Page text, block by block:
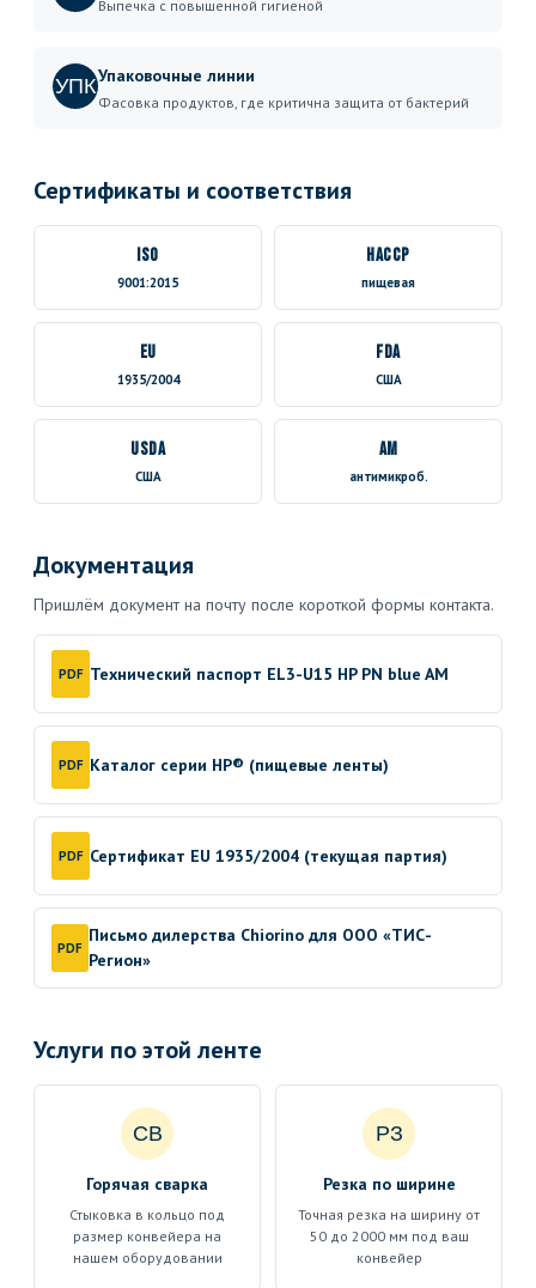
Выпечка с повышенной гигиеной
УПКУпаковочные линии
Фасовка продуктов, где критична защита от бактерий
Сертификаты и соответствия
ISO
9001:2015
HACCP
пищевая
EU
1935/2004
FDA
США
USDA
США
AM
антимикроб.
Документация
Пришлём документ на почту после короткой формы контакта.
PDF Технический паспорт EL3-U15 HP PN blue AM
PDF Каталог серии HP® (пищевые ленты)
PDF Сертификат EU 1935/2004 (текущая партия)
PDF
Письмо дилерства Chiorino для ООО «ТИС-
Регион»
Услуги по этой ленте
СВ
Горячая сварка
Стыковка в кольцо под
размер конвейера на
нашем оборудовании
РЗ
Резка по ширине
Точная резка на ширину от
50 до 2000 мм под ваш
конвейер